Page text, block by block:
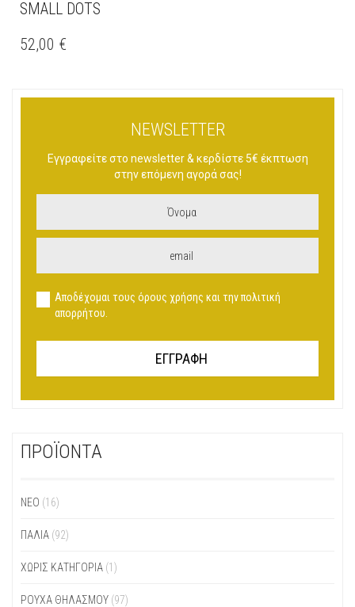
SMALL DOTS
ΤΟ
ΠΡΟΪΌΝ
ΜΠΟΡΟΎΝ
ΤΟΥ
52,00 €
NEWSLETTER
Εγγραφείτε στο newsletter & κερδίστε 5€ έκπτωση
στην επόμενη αγορά σας!
Αποδέχομαι τους όρους χρήσης και την πολιτική
απορρήτου.
ΠΡΟΪΟΝΤΑ
ΝΕΟ (16)
ΠΑΛΙΆ (92)
ΧΩΡΊΣ ΚΑΤΗΓΟΡΊΑ (1)
ΡΟΥΧΑ ΘΗΛΑΣΜΟΥ (97)